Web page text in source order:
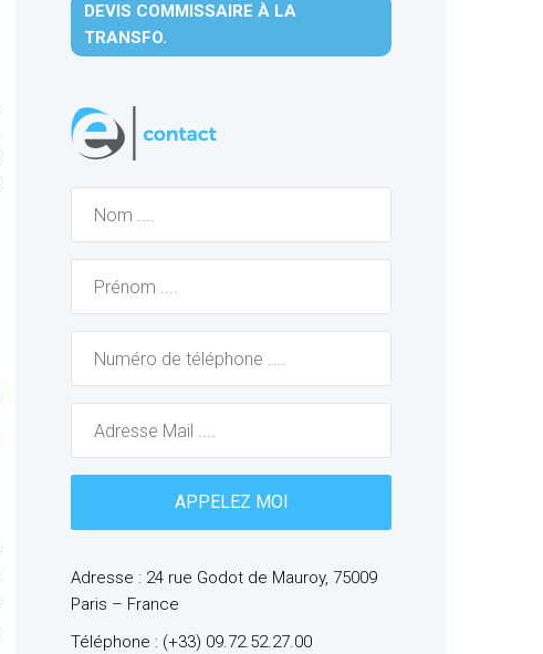
DEVIS COMMISSAIRE À LA
TRANSFO.
Adresse : 24 rue Godot de Mauroy, 75009
Paris – France
Téléphone : (+33) 09.72.52.27.00